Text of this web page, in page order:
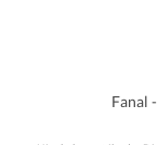
Fanal